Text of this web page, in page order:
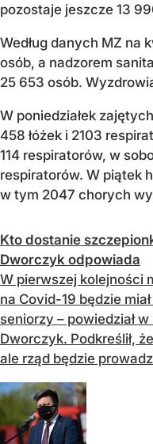
pozostaje jeszcze 13
Według danych MZ na
osób, a nadzorem
25 653 osób.
W poniedziałek
458 łóżek i 2103
114 respiratorów, w
respiratorów. W piątek
w tym 2047 chorych
Kto dostanie
Dworczyk odpowiada
W pierwszej kolejności
na Covid-19 będzie
seniorzy – powiedział
Dworczyk. Podkreślił,
ale rząd będzie